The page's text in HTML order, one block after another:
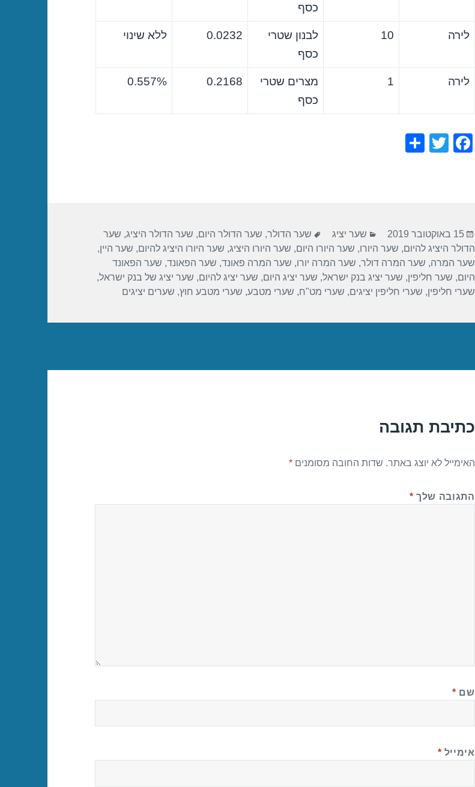
כסף
לירה 10
לבנון שטרי
כסף
0.0232 ללא שינוי
לירה 1
מצרים שטרי
כסף
0.2168
0.557%
F
o
o
k
T
פורסם
בתאריך
15 באוקטובר 2019 קטגוריות
שער יציג תגיות
שער הדולר, שער הדולר היום, שער הדולר היציג, שער
הדולר היציג להיום, שער היורו, שער היורו היום, שער היורו היציג, שער היורו היציג להיום, שער היין,
שער המרה, שער המרה דולר, שער המרה יורו, שער המרה פאונד, שער הפאונד, שער הפאונד
היום, שער חליפין, שער יציג בנק ישראל, שער יציג היום, שער יציג להיום, שער יציג של בנק ישראל,
שערי חליפין, שערי חליפין יציגים, שערי מט"ח, שערי מטבע, שערי מטבע חוץ, שערים יציגים
כתיבת תגובה
האימייל לא יוצג באתר. שדות החובה מסומנים*
התגובה שלך *
שם *
אימייל *